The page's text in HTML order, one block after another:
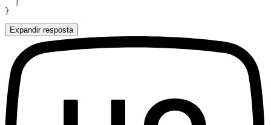
Expandir resposta